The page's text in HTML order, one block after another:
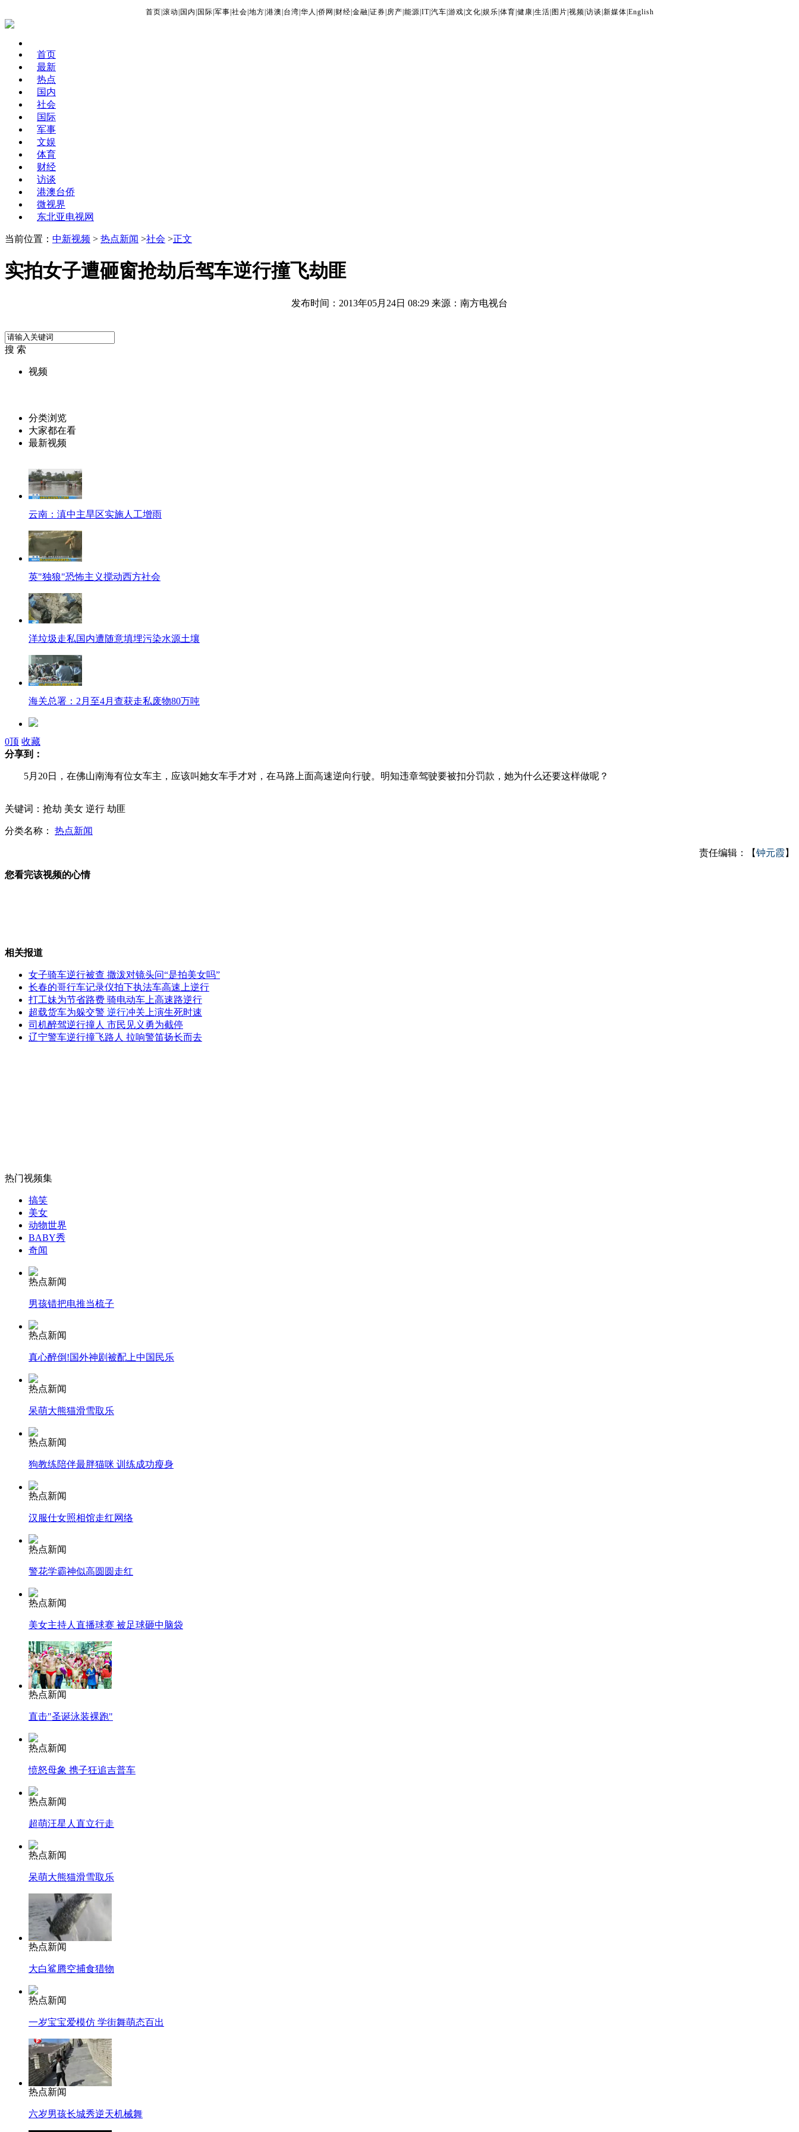
首页 滚动 国内 国际 军事 社会 地方 港澳 台湾 华人 侨网 财经 金融 证券 房产 能源 IT| 汽车 游戏 文化 娱乐 体育 健康 生活 图片 视频 访谈 新媒体 English
首页
最新
热点
国内
社会
国际
军事
文娱
体育
财经
访谈
港澳台侨
微视界
东北亚电视网
当前位置： 中新视频 > 热点新闻 >社会 >正文
实拍女子遭砸窗抢劫后驾车逆行撞飞劫匪
发布时间：2013年05月24日 08:29 来源：南方电视台
搜 索
视频
分类浏览
大家都在看
最新视频
云南：滇中主旱区实施人工增雨
英"独狼"恐怖主义搅动西方社会
洋垃圾走私国内遭随意填埋污染水源土壤
海关总署：2月至4月查获走私废物80万吨
武汉地铁现裸女玩ipad 遭网友热议
美海军新无人机首飞 可识别高尔夫球大小物体
80后研究生弃高薪回农村种瓜年赚300万
韩国：举行反日集会 抗议桥下“慰安妇”言论
无痛分娩是否安全 医生回应
外交部：反对强权政治霸凌主义
外交部：有关国家言论片面不公正
安徽一实载49人客车翻车
走！跟着总书记去植树
消防员救轻生者
纽约上演“枕头大战”
司机酒驾遇交警 急速倒车逃窜
0顶 收藏
分享到：
5月20日，在佛山南海有位女车主，应该叫她女车手才对，在马路上面高速逆向行驶。明知违章驾驶要被扣分罚款，她为什么还要这样做呢？
关键词：抢劫 美女 逆行 劫匪
分类名称： 热点新闻
责任编辑：【钟元霞 】
您看完该视频的心情
相关报道
女子骑车逆行被查 撒泼对镜头问“是拍美女吗”
长春的哥行车记录仪拍下执法车高速上逆行
打工妹为节省路费 骑电动车上高速路逆行
超载货车为躲交警 逆行冲关上演生死时速
司机醉驾逆行撞人 市民见义勇为截停
辽宁警车逆行撞飞路人 拉响警笛扬长而去
热门视频集
搞笑
美女
动物世界
BABY秀
奇闻
热点新闻
男孩错把电推当梳子
热点新闻
真心醉倒!国外神剧被配上中国民乐
热点新闻
呆萌大熊猫滑雪取乐
热点新闻
狗教练陪伴最胖猫咪 训练成功瘦身
热点新闻
汉服仕女照相馆走红网络
热点新闻
警花学霸神似高圆圆走红
热点新闻
美女主持人直播球赛 被足球砸中脑袋
热点新闻
直击"圣诞泳装裸跑"
热点新闻
愤怒母象 携子狂追吉普车
热点新闻
超萌汪星人直立行走
热点新闻
呆萌大熊猫滑雪取乐
热点新闻
大白鲨腾空捕食猎物
热点新闻
一岁宝宝爱模仿 学街舞萌态百出
热点新闻
六岁男孩长城秀逆天机械舞